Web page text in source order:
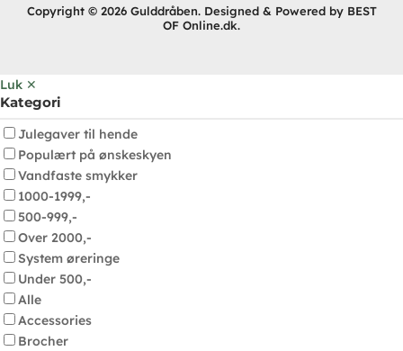
Copyright © 2026 Gulddråben. Designed & Powered by BEST
OF Online.dk.
Luk ✕
Kategori
Julegaver til hende
Populært på ønskeskyen
Vandfaste smykker
1000-1999,-
500-999,-
Over 2000,-
System øreringe
Under 500,-
Alle
Accessories
Brocher